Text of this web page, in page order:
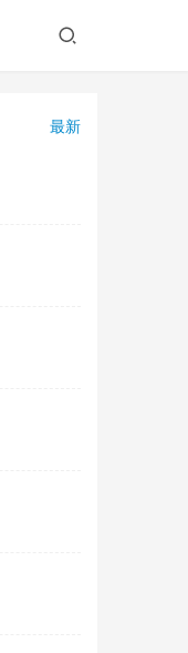
最新